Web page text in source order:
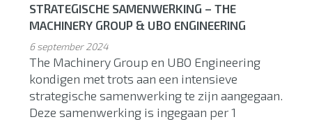
STRATEGISCHE SAMENWERKING – THE
MACHINERY GROUP & UBO ENGINEERING
6 september 2024
The Machinery Group en UBO Engineering
kondigen met trots aan een intensieve
strategische samenwerking te zijn aangegaan.
Deze samenwerking is ingegaan per 1